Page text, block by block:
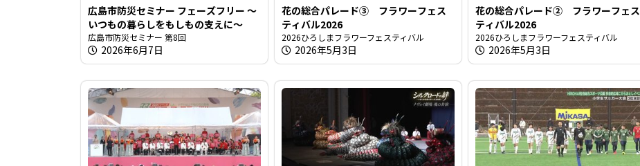
す
る
広島市防災セミナー フェーズフリー 〜
いつもの暮らしをもしもの支えに〜
広島市防災セミナー 第8回
2026年6月7日
花の総合パレード③ フラワーフェス
ティバル2026
2026ひろしまフラワーフェスティバル
2026年5月3日
花の総合パレード② フラワーフェス
ティバル2026
2026ひろしまフラワーフェスティバル
2026年5月3日